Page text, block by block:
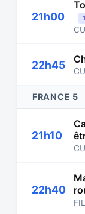
21h00
22h45
FRANCE 5
21h10
22h40